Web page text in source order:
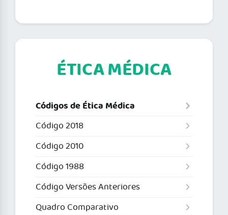
ÉTICA MÉDICA
Códigos de Ética Médica
Código 2018
Código 2010
Código 1988
Código Versões Anteriores
Quadro Comparativo